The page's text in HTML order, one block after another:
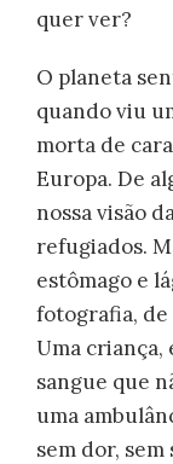
quer ver?
O planeta
quando viu
morta de
Europa. De
nossa visão
refugiados.
estômago e
fotografia, de
Uma criança,
sangue que
uma
sem dor,